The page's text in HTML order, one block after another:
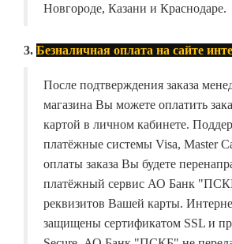
Новгороде, Казани и Краснодаре.
3. Безналичная оплата на сайте
После подтверждения заказа
магазина Вы можете оплатить
картой в личном кабинете.
платёжные системы Visa, Master
оплаты заказа Вы будете
платёжный сервис АО Банк
реквизитов Вашей карты.
защищены сертификатом SSL и